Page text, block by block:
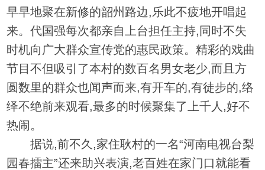
早早地聚在新修的韶州路边,乐此不疲地开唱起
来。代国强每次都亲自上台担任主持,同时不失
时机向广大群众宣传党的惠民政策。精彩的戏曲
节目不但吸引了本村的数百名男女老少,而且方
圆数里的群众也闻声而来,有开车的,有徒步的,络
绎不绝前来观看,最多的时候聚集了上千人,好不
热闹。
据说,前不久,家住耿村的一名“河南电视台梨
园春擂主”还来助兴表演,老百姓在家门口就能看